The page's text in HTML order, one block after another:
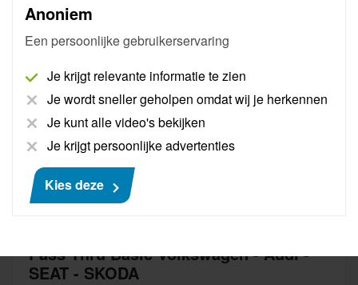
Anoniem
Een persoonlijke gebruikerservaring
Je krijgt relevante informatie te zien
Je wordt sneller geholpen omdat wij je herkennen
Je kunt alle video's bekijken
Je krijgt persoonlijke advertenties
Kies deze
€ 175
Pass Thru Basic Volkswagen - Audi -
SEAT - SKODA